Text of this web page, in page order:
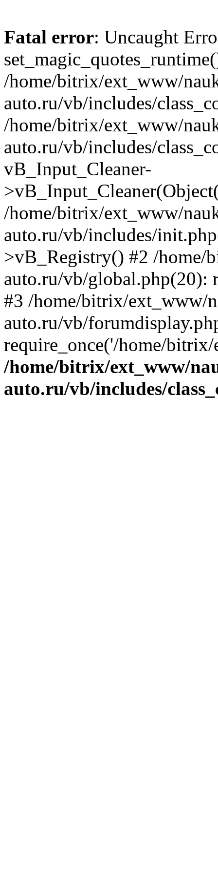
Fatal error: Uncaught
/home/bitrix/ext_www/
auto.ru/vb/includes/
/home/bitrix/ext_www/
auto.ru/vb/includes/
vB_Input_Cleaner-
/home/bitrix/ext_www/
auto.ru/vb/includes/
>vB_Registry() #2 /home/
auto.ru/vb/global.php(20):
#3 /home/bitrix/ext_www/
auto.ru/vb/
require_once('/home/
/home/bitrix/ext_www/
auto.ru/vb/includes/